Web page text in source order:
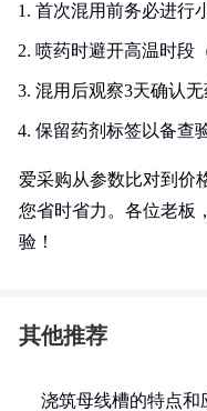
首次混用前务必进行
喷药时避开高温时段（
混用后观察3天确认
保留药剂标签以备查
爱采购从参数比对到价
您省时省力。各位老板
验！
其他推荐
浇筑母线槽的特点和